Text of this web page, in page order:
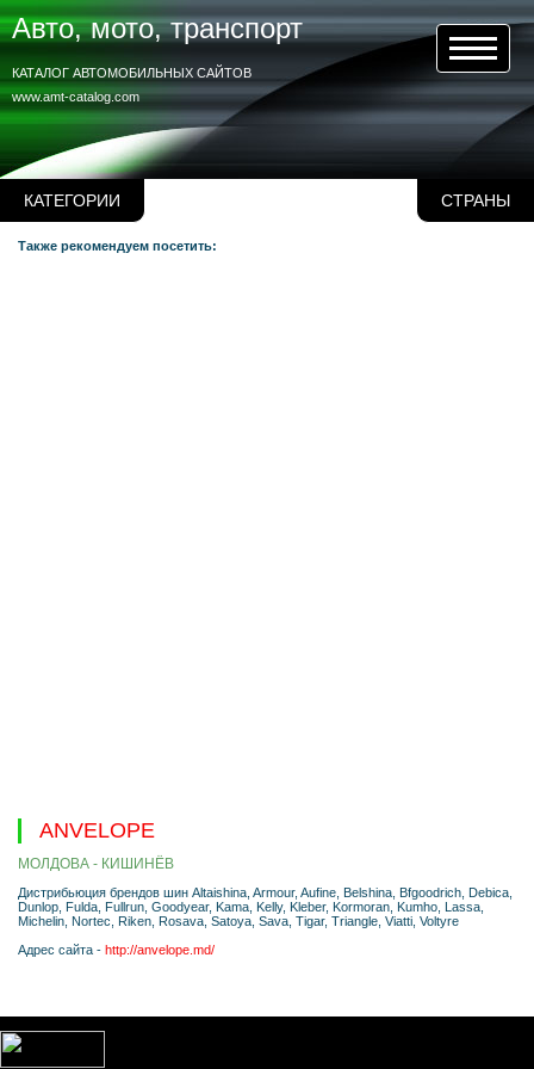
КАТЕГОРИИ СТРАНЫ
Авто, мото, транспорт
www.amt-catalog.com
КАТАЛОГ АВТОМОБИЛЬНЫХ САЙТОВ
Также рекомендуем посетить:
ANVELOPE
МОЛДОВА - КИШИНЁВ
Дистрибьюция брендов шин Altaishina, Armour, Aufine, Belshina, Bfgoodrich, Debica,
Dunlop, Fulda, Fullrun, Goodyear, Kama, Kelly, Kleber, Kormoran, Kumho, Lassa,
Michelin, Nortec, Riken, Rosava, Satoya, Sava, Tigar, Triangle, Viatti, Voltyre
Адрес сайта - http://anvelope.md/